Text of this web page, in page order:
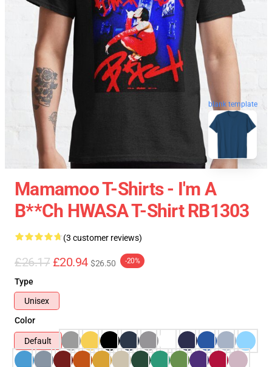
blank template
Mamamoo T-Shirts - I'm A
B**ch HWASA T-Shirt RB1303
(3 customer reviews)
£26.17 £20.94 $26.50 -20%
Type
Unisex
Color
Default